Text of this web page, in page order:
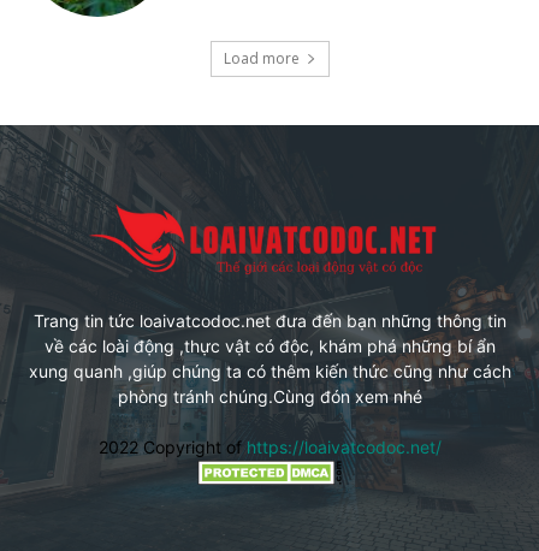
Load more
Trang tin tức loaivatcodoc.net đưa đến bạn những thông tin
về các loài động ,thực vật có độc, khám phá những bí ẩn
xung quanh ,giúp chúng ta có thêm kiến thức cũng như cách
phòng tránh chúng.Cùng đón xem nhé
2022 Copyright of https://loaivatcodoc.net/